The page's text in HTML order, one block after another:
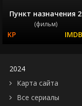
Пункт назначения 2
(фильм)
2024
Карта сайта
Все сериалы